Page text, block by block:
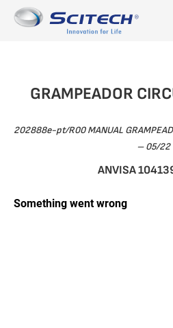
GRAMPEADOR
202888e-pt/R00 MANUAL
– 05/22
ANVISA